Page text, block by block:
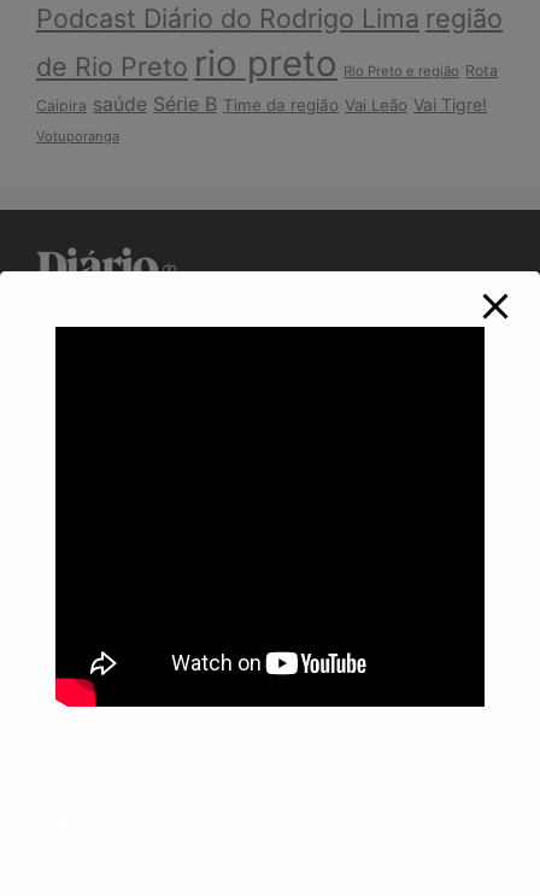
Podcast Diário do Rodrigo Lima região
de Rio Preto rio preto Rio Preto e região Rota
Caipira saúde Série B Time da região Vai Leão Vai Tigre!
Votuporanga
WhatsApp: (17) 99268-0565